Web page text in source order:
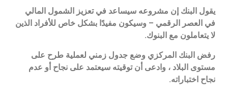
يقول البنك إن مشروعه سيساعد في تعزيز الشمول المالي
في العصر الرقمي – وسيكون مفيدًا بشكل خاص للأفراد الذين
لا يتعاملون مع البنوك.
رفض البنك المركزي وضع جدول زمني لعملية طرح على
مستوى البلاد ، وادعى أن توقيته سيعتمد على نجاح أو عدم
نجاح اختباراته.